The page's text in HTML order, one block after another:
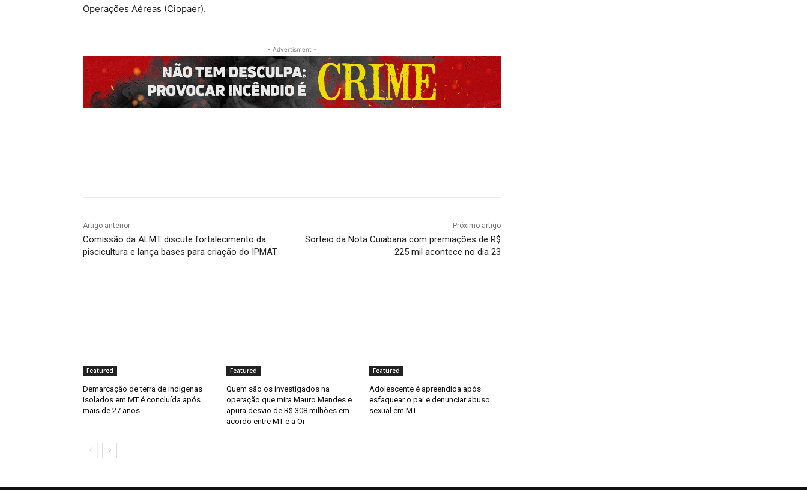
Operações Aéreas (Ciopaer).
- Advertisment -
Artigo anterior
Comissão da ALMT discute fortalecimento da
piscicultura e lança bases para criação do IPMAT
Próximo artigo
Sorteio da Nota Cuiabana com premiações de R$
225 mil acontece no dia 23
Featured
Demarcação de terra de indígenas
isolados em MT é concluída após
mais de 27 anos
Featured
Quem são os investigados na
operação que mira Mauro Mendes e
apura desvio de R$ 308 milhões em
acordo entre MT e a Oi
Featured
Adolescente é apreendida após
esfaquear o pai e denunciar abuso
sexual em MT